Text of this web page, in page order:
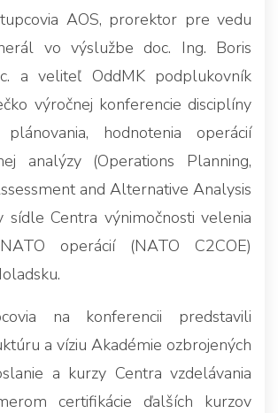
AOS, prorektor pre vedu
vo výslužbe doc. Ing. Boris
a veliteľ OddMK podplukovník
výročnej konferencie disciplíny
plánovania, hodnotenia operácií
analýzy (Operations Planning,
and Alternative Analysis
sídle Centra výnimočnosti velenia
operácií (NATO C2COE)
na konferencii predstavili
a víziu Akadémie ozbrojených
a kurzy Centra vzdelávania
certifikácie ďalších kurzov